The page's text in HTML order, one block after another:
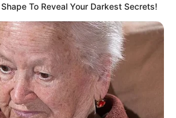
To Reveal Your Darkest Secrets!